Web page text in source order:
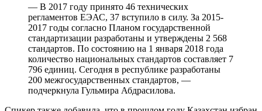
— В 2017 году принято 46 технических
регламентов ЕЭАС, 37 вступило в силу. За 2015-
2017 годы согласно Планом государственной
стандартизации разработаны и утверждены 2 568
стандартов. По состоянию на 1 января 2018 года
количество национальных стандартов составляет 7
796 единиц. Сегодня в республике разработаны
200 межгосударственных стандартов, —
подчеркнула Гульмира Абдрасилова.